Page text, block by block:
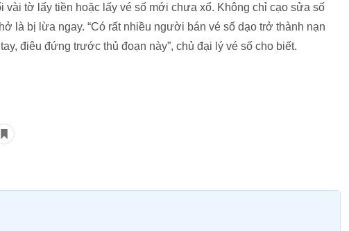
tờ lấy tiền hoặc lấy vé số mới chưa xổ. Không chỉ cạo sửa số
là bị lừa ngay. “Có rất nhiều người bán vé số dạo trở thành nạn
điêu đứng trước thủ đoạn này”, chủ đại lý vé số cho biết.